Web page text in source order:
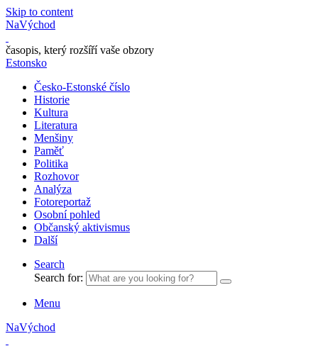
Skip to content
NaVýchod
časopis, který rozšíří vaše obzory
Estonsko
Česko-Estonské číslo
Historie
Kultura
Literatura
Menšiny
Paměť
Politika
Rozhovor
Analýza
Fotoreportaž
Osobní pohled
Občanský aktivismus
Další
Search
Search for:
Menu
NaVýchod